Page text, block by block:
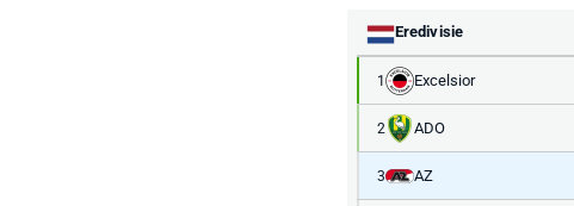
Eredivisie
1 Excelsior
2 ADO
3 AZ